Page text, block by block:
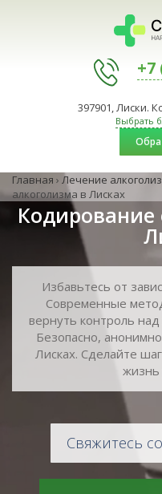
+7
397901, Лиски.
Выбрать
Главная › Лечение
алкоголизма в Лисках
Кодирование
Избавьтесь от
Современные
вернуть контроль
Безопасно,
Лисках. Сделайте
жизнь
Свяжитесь